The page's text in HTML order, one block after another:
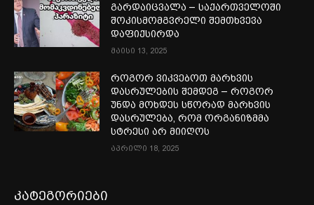
გარდაიცვალა – საქართველოში
შოკისმომგვრელი შემთხვევა
დაფიქსირდა
მაისი 13, 2025
როგორ ვიკვებოთ მარხვის
დასრულების შემდეგ – როგორ
უნდა მოხდეს სწორად მარხვის
დასრულება, რომ ორგანიზმმა
სტრესი არ მიიღოს
აპრილი 18, 2025
კატეგორიები